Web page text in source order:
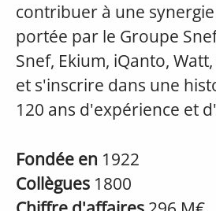
contribuer à une
portée par le Groupe
Snef, Ekium, iQanto, Watt,
et s'inscrire dans une
120 ans d'expérience et
Fondée en 1922
Collègues 1800